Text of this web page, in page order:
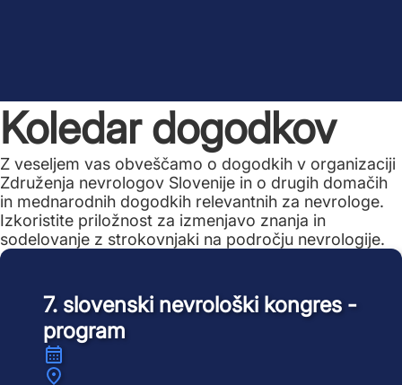
Koledar dogodkov
Z veseljem vas obveščamo o dogodkih v organizaciji
Združenja nevrologov Slovenije in o drugih domačih
in mednarodnih dogodkih relevantnih za nevrologe.
Izkoristite priložnost za izmenjavo znanja in
sodelovanje z strokovnjaki na področju nevrologije.
7. slovenski nevrološki kongres -
program